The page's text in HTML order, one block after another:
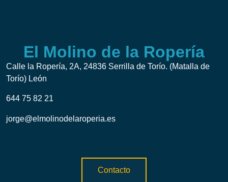
El Molino de la Ropería
Calle la Ropería, 2A, 24836 Serrilla de Torío. (Matalla de
Torío) León
644 75 82 21
jorge@elmolinodelaroperia.es
Contacto